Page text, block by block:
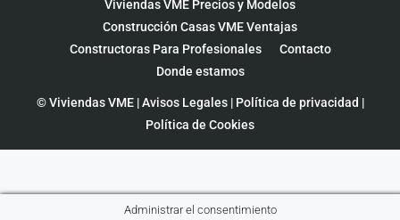
Viviendas VME Precios y Modelos
Construcción Casas VME Ventajas
Constructoras Para Profesionales
Contacto
Donde estamos
© Viviendas VME |Avisos Legales| Política de privacidad |
Política de Cookies
Administrar el consentimiento